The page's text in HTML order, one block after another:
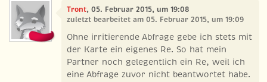
Tront, 05. Februar 2015, um 19:08
zuletzt bearbeitet am 05. Februar 2015, um 19:09
Ohne irritierende Abfrage gebe ich stets mit
der Karte ein eigenes Re. So hat mein
Partner noch gelegentlich ein Re, weil ich
eine Abfrage zuvor nicht beantwortet habe.